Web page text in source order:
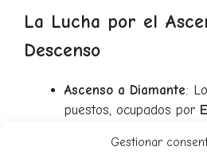
Gestionar
La Lucha por el
Descenso
Ascenso a Diamante:
puestos, ocupados por
, están